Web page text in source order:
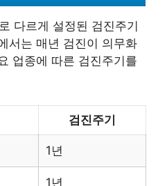
다르게 설정된 검진주기
서는 매년 검진이 의무화
업종에 따른 검진주기를
검진주기
1년
1년